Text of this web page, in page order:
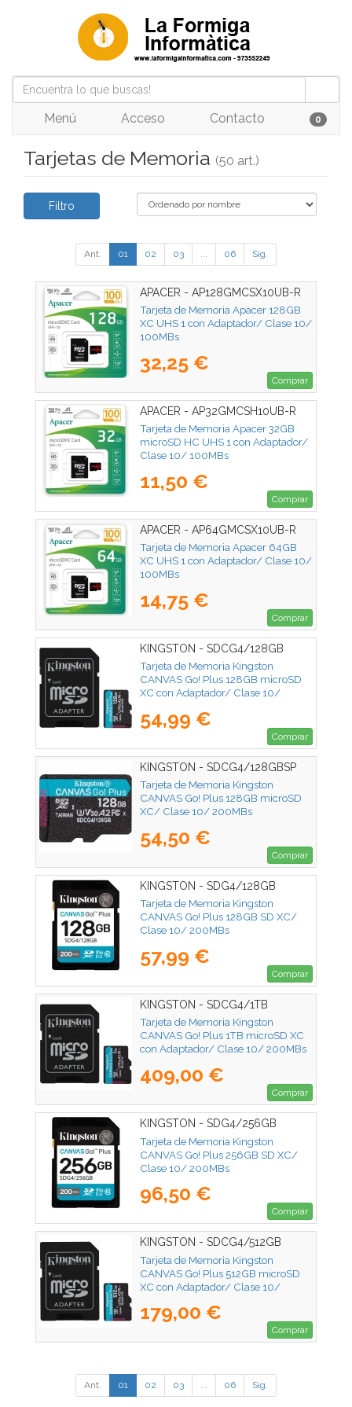
Menú Acceso Contacto 0
Tarjetas de Memoria (50 art.)
Filtro
Ant. 01 02 03 ... 06 Sig.
APACER - AP128GMCSX10UB-R
Tarjeta de Memoria Apacer 128GB
XC UHS 1 con Adaptador/ Clase 10/
100MBs
32,25 €
Comprar
APACER - AP32GMCSH10UB-R
Tarjeta de Memoria Apacer 32GB
microSD HC UHS 1 con Adaptador/
Clase 10/ 100MBs
11,50 €
Comprar
APACER - AP64GMCSX10UB-R
Tarjeta de Memoria Apacer 64GB
XC UHS 1 con Adaptador/ Clase 10/
100MBs
14,75 €
Comprar
KINGSTON - SDCG4/128GB
Tarjeta de Memoria Kingston
CANVAS Go! Plus 128GB microSD
XC con Adaptador/ Clase 10/
54,99 €
Comprar
KINGSTON - SDCG4/128GBSP
Tarjeta de Memoria Kingston
CANVAS Go! Plus 128GB microSD
XC/ Clase 10/ 200MBs
54,50 €
Comprar
KINGSTON - SDG4/128GB
Tarjeta de Memoria Kingston
CANVAS Go! Plus 128GB SD XC/
Clase 10/ 200MBs
57,99 €
Comprar
KINGSTON - SDCG4/1TB
Tarjeta de Memoria Kingston
CANVAS Go! Plus 1TB microSD XC
con Adaptador/ Clase 10/ 200MBs
409,00 €
Comprar
KINGSTON - SDG4/256GB
Tarjeta de Memoria Kingston
CANVAS Go! Plus 256GB SD XC/
Clase 10/ 200MBs
96,50 €
Comprar
KINGSTON - SDCG4/512GB
Tarjeta de Memoria Kingston
CANVAS Go! Plus 512GB microSD
XC con Adaptador/ Clase 10/
179,00 €
Comprar
Ant. 01 02 03 ... 06 Sig.